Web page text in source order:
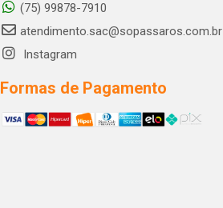
(75) 99878-7910
atendimento.sac@sopassaros.com.br
Instagram
Formas de Pagamento